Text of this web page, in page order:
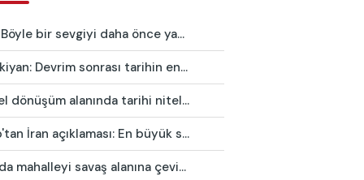
Böyle bir sevgiyi daha önce ya...
Devrim sonrası tarihin en...
dönüşüm alanında tarihi nitel...
İran açıklaması: En büyük s...
mahalleyi savaş alanına çevi...